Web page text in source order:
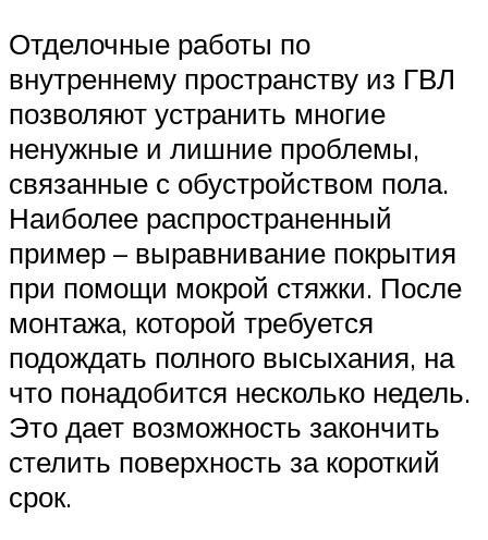
Отделочные работы по
внутреннему пространству из ГВЛ
позволяют устранить многие
ненужные и лишние проблемы,
связанные с обустройством пола.
Наиболее распространенный
пример – выравнивание покрытия
при помощи мокрой стяжки. После
монтажа, которой требуется
подождать полного высыхания, на
что понадобится несколько недель.
Это дает возможность закончить
стелить поверхность за короткий
срок.